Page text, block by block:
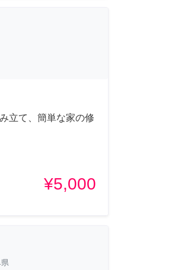
立て、簡単な家の修
¥5,000